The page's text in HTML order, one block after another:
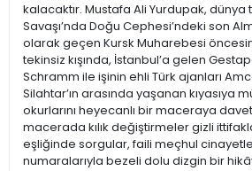
kalacaktır. Mustafa Ali Yurdupak, dünya
Savaşı’nda Doğu Cephesi’ndeki son
olarak geçen Kursk Muharebesi
tekinsiz kışında, İstanbul’a gelen
Schramm ile işinin ehli Türk ajanları
Silahtar’ın arasında yaşanan kıyasıya
okurlarını heyecanlı bir maceraya
macerada kılık değiştirmeler gizli
eşliğinde sorgular, faili meçhul
numaralarıyla bezeli dolu dizgin bir